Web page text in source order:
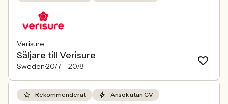
Verisure
Säljare till Verisure
Sweden20/7 – 20/8
Rekommenderat Ansök utan CV